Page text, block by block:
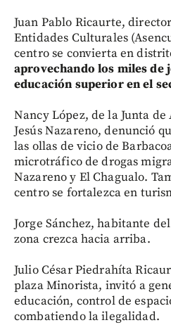
Juan Pablo Ricaurte,
Entidades Culturales
centro se convierta en
aprovechando los miles de
educación superior en el
Nancy López, de la Junta
Jesús Nazareno, denunció
las ollas de vicio de
microtráfico de drogas
Nazareno y El Chagualo.
centro se fortalezca en
Jorge Sánchez, habitante
zona crezca hacia arriba.
Julio César Piedrahíta
plaza Minorista, invitó a
educación, control de
combatiendo la ilegalidad.